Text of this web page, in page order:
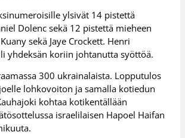
ylsivät 14 pistettä
Dolenc sekä 12 pistettä mieheen
sekä Jaye Crockett. Henri
yhdeksän koriin johtanutta syöttöä.
300 ukrainalaista. Lopputulos
lohkovoiton ja samalla kotiedun
kohtaa kotikentällään
israelilaisen Hapoel Haifan